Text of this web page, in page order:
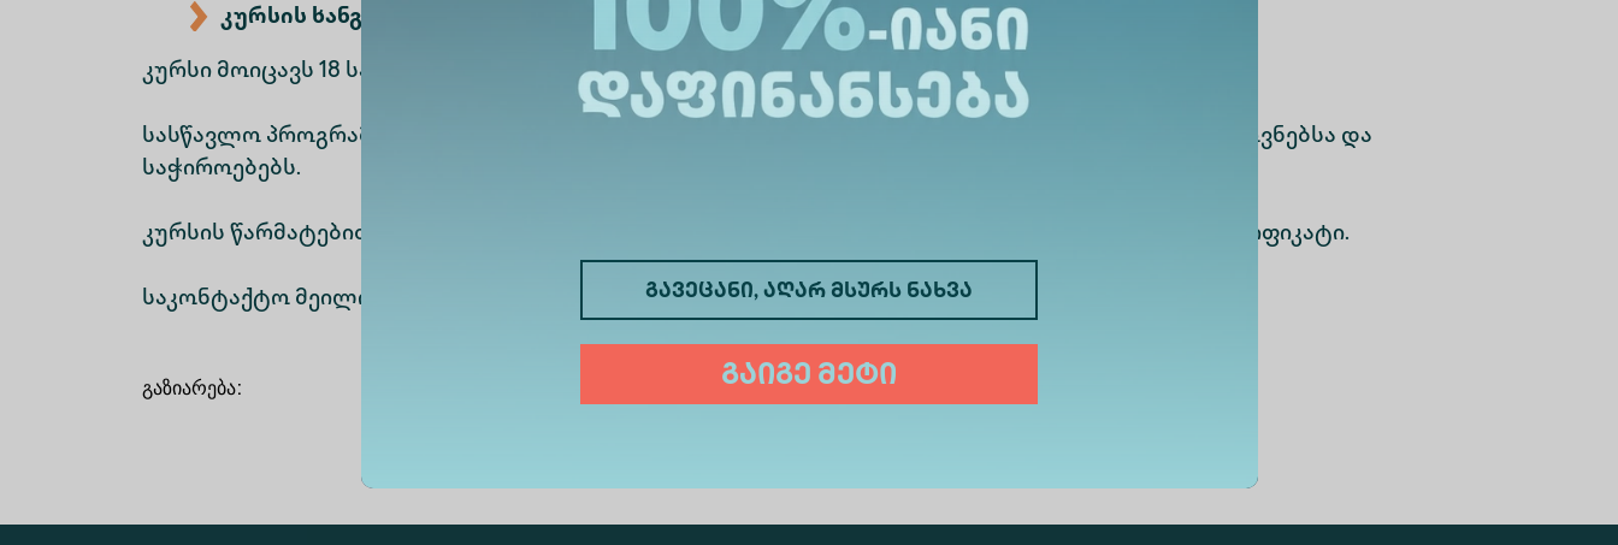
გავეცანი, აღარ მსურს ნახვა
გაიგე მეტი
კურსის ხანგრძლივობა
კურსი მოიცავს 18 საკონტაქტო საათს.
სასწავლო პროგრამა და განრიგი შესაძლებელია მოერგოს ორგანიზაციის ინდივიდუალურ მოთხოვნებსა და
საჭიროებებს.
კურსის წარმატებით დასრულების შემდეგ მონაწილეებს გადაეცემათ ალტე უნივერსიტეტის სერტიფიკატი.
საკონტაქტო მეილი:
გაზიარება: